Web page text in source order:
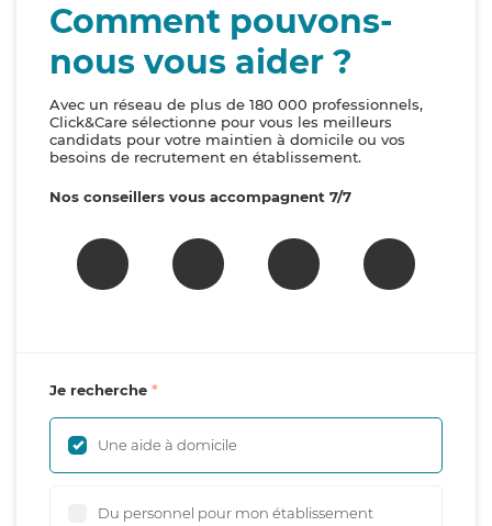
Comment pouvons-
nous vous aider ?
Avec un réseau de plus de 180 000 professionnels,
Click&Care sélectionne pour vous les meilleurs
candidats pour votre maintien à domicile ou vos
besoins de recrutement en établissement.
Nos conseillers vous accompagnent 7/7
Je recherche
Une aide à domicile
Du personnel pour mon établissement